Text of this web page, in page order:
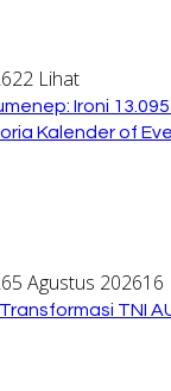
22 Lihat
Ironi
Kalender of
5 Agustus 202616
TNI